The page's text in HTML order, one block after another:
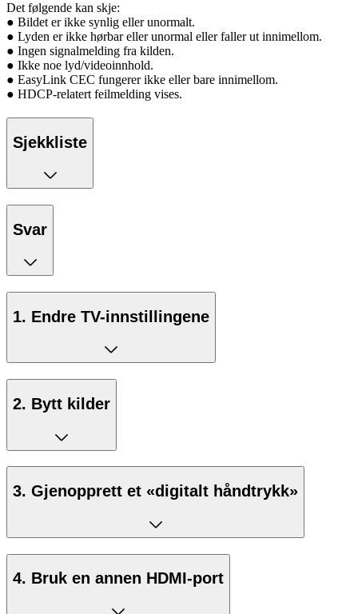
Det følgende kan skje:
● Bildet er ikke synlig eller unormalt.
● Lyden er ikke hørbar eller unormal eller faller ut innimellom.
● Ingen signalmelding fra kilden.
● Ikke noe lyd/videoinnhold.
● EasyLink CEC fungerer ikke eller bare innimellom.
● HDCP-relatert feilmelding vises.
Sjekkliste
Svar
1. Endre TV-innstillingene
2. Bytt kilder
3. Gjenopprett et «digitalt håndtrykk»
4. Bruk en annen HDMI-port